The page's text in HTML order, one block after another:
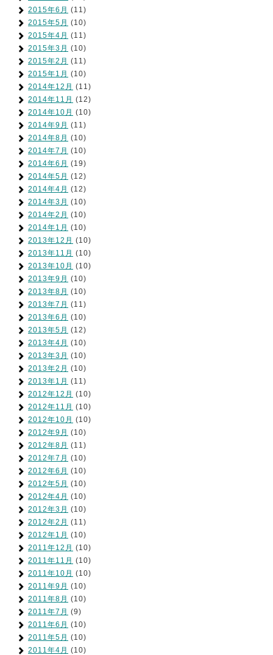
2015年6月 (11)
2015年5月 (10)
2015年4月 (11)
2015年3月 (10)
2015年2月 (11)
2015年1月 (10)
2014年12月 (11)
2014年11月 (12)
2014年10月 (10)
2014年9月 (11)
2014年8月 (10)
2014年7月 (10)
2014年6月 (19)
2014年5月 (12)
2014年4月 (12)
2014年3月 (10)
2014年2月 (10)
2014年1月 (10)
2013年12月 (10)
2013年11月 (10)
2013年10月 (10)
2013年9月 (10)
2013年8月 (10)
2013年7月 (11)
2013年6月 (10)
2013年5月 (12)
2013年4月 (10)
2013年3月 (10)
2013年2月 (10)
2013年1月 (11)
2012年12月 (10)
2012年11月 (10)
2012年10月 (10)
2012年9月 (10)
2012年8月 (11)
2012年7月 (10)
2012年6月 (10)
2012年5月 (10)
2012年4月 (10)
2012年3月 (10)
2012年2月 (11)
2012年1月 (10)
2011年12月 (10)
2011年11月 (10)
2011年10月 (10)
2011年9月 (10)
2011年8月 (10)
2011年7月 (9)
2011年6月 (10)
2011年5月 (10)
2011年4月 (10)